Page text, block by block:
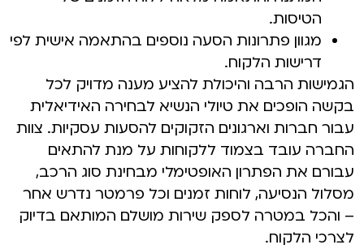
הטיסות.
מגוון פתרונות הסעה נוספים בהתאמה אישית לפי
דרישות הלקוח.
הגמישות הרבה והיכולת להציע מענה מדויק לכל
בקשה הופכים את טיולי הנשיא לבחירה האידיאלית
עבור חברות וארגונים הזקוקים להסעות עסקיות. צוות
החברה עובד בצמוד ללקוחות על מנת להתאים
עבורם את הפתרון האופטימלי מבחינת סוג הרכב,
מסלול הנסיעה, לוחות זמנים וכל פרמטר נדרש אחר
– והכל במטרה לספק שירות מושלם המותאם בדיוק
לצרכי הלקוח.